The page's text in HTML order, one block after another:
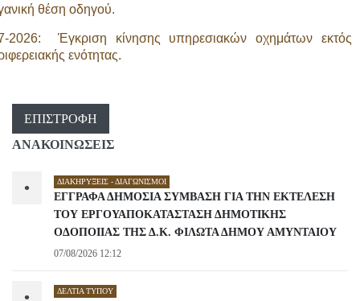
θέση οδηγού.
2026: Έγκριση κίνησης υπηρεσιακών οχημάτων εκτός
ενότητας.
ΕΠΙΣΤΡΟΦΉ
ΑΝΑΚΟΙΝΩΣΕΙΣ
• ΔΙΑΚΗΡΎΞΕΙΣ - ΔΙΑΓΩΝΙΣΜΟΊ
ΕΓΓΡΑΦΑ ΔΗΜΟΣΙΑ ΣΥΜΒΑΣΗ ΓΙΑ ΤΗΝ ΕΚΤΕΛΕΣΗ
ΤΟΥ ΕΡΓΟΥΑΠΟΚΑΤΑΣΤΑΣΗ ΔΗΜΟΤΙΚΗΣ
ΟΔΟΠΟΙΙΑΣ ΤΗΣ Δ.Κ. ΦΙΛΩΤΑ ΔΗΜΟΥ ΑΜΥΝΤΑΙΟΥ
07/08/2026 12:12
• ΔΕΛΤΊΑ ΤΎΠΟΥ